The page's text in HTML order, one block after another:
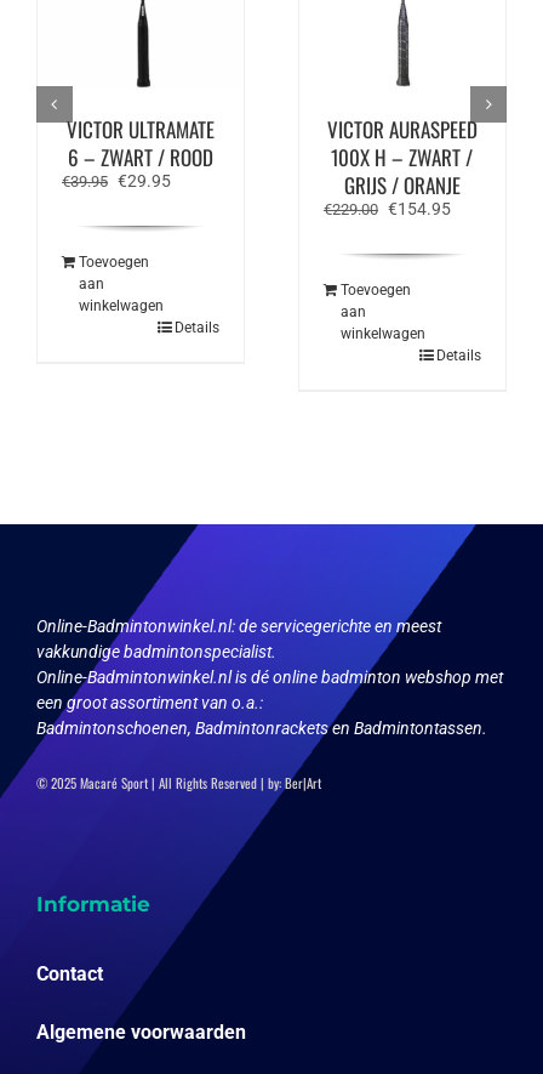
VICTOR ULTRAMATE
6 – ZWART / ROOD
€39.95 Oorspronkelijke
€29.95Huidige
Toevoegen
aan
winkelwagen
Details
VICTOR AURASPEED
100X H – ZWART /
GRIJS / ORANJE
€229.00 Oorspronkelijke
€154.95Huidige
Toevoegen
aan
winkelwagen
Details
Online-Badmintonwinkel.nl:de servicegerichte en meest
vakkundige badmintonspecialist.
Online-Badmintonwinkel.nl is dé online badminton webshop met
een groot assortiment van o.a.:
Badmintonschoenen, Badmintonrackets en Badmintontassen.
© 2025 Macaré Sport | All Rights Reserved | by:Ber|Art
Informatie
Contact
Algemene voorwaarden